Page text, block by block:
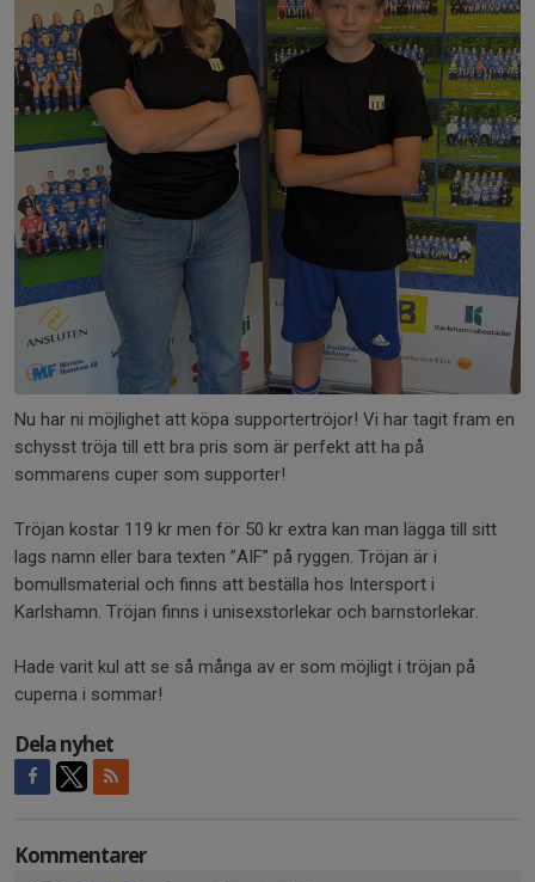
Nu har ni möjlighet att köpa supportertröjor! Vi har tagit fram en
schysst tröja till ett bra pris som är perfekt att ha på
sommarens cuper som supporter!
Tröjan kostar 119 kr men för 50 kr extra kan man lägga till sitt
lags namn eller bara texten ”AIF” på ryggen. Tröjan är i
bomullsmaterial och finns att beställa hos Intersport i
Karlshamn. Tröjan finns i unisexstorlekar och barnstorlekar.
Hade varit kul att se så många av er som möjligt i tröjan på
cuperna i sommar!
Dela nyhet
Kommentarer